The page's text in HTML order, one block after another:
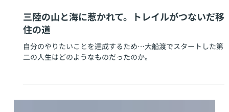
⚫︎NPO代表 中尾益巳さん
三陸の山と海に惹かれて。トレイルがつないだ移
住の道
二の人生はどのようなものだったのか。